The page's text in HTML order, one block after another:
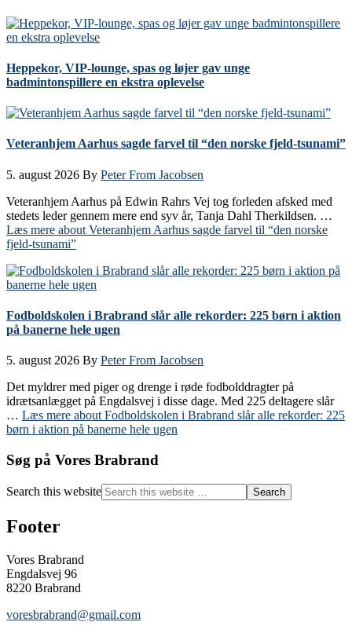
Heppekor, VIP-lounge, spas og løjer gav unge
badmintonspillere en ekstra oplevelse
Veteranhjem Aarhus sagde farvel til “den norske fjeld-tsunami”
5. august 2026 By Peter From Jacobsen
Veteranhjem Aarhus på Edwin Rahrs Vej tog forleden afsked med
stedets leder gennem mere end syv år, Tanja Dahl Therkildsen. …
Læs mere about Veteranhjem Aarhus sagde farvel til “den norske
fjeld-tsunami”
Fodboldskolen i Brabrand slår alle rekorder: 225 børn i aktion
på banerne hele ugen
5. august 2026 By Peter From Jacobsen
Det myldrer med piger og drenge i røde fodbolddragter på
idrætsanlægget på Engdalsvej i disse dage. Med 225 deltagere slår
… Læs mere about Fodboldskolen i Brabrand slår alle rekorder: 225
børn i aktion på banerne hele ugen
Søg på Vores Brabrand
Search this website
Footer
Vores Brabrand
Engdalsvej 96
8220 Brabrand
voresbrabrand@gmail.com